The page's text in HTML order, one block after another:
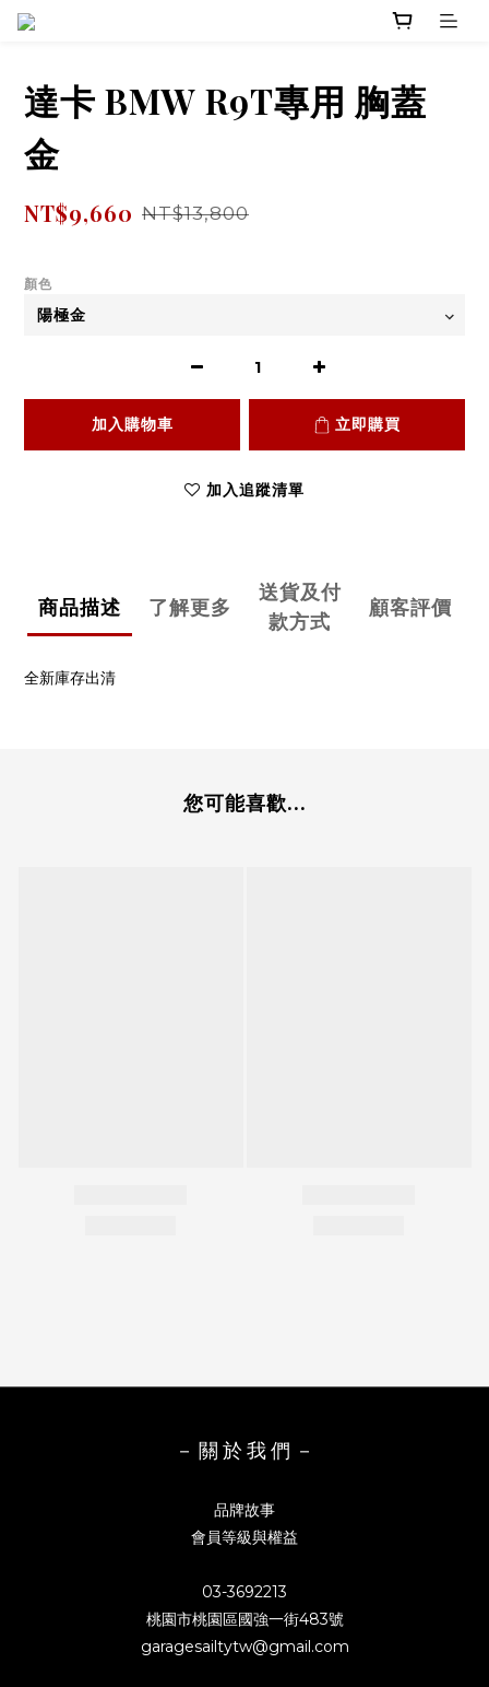
達卡 BMW R9T專用 胸蓋
金
NT$9,660 NT$13,800
顏色
加入購物車 立即購買
加入追蹤清單
商品描述 了解更多
送貨及付
款方式
顧客評價
全新庫存出清
您可能喜歡...
－ 關 於 我 們 －
品牌故事
會員等級與權益
03-3692213
桃園市桃園區國強一街483號
garagesailtytw@gmail.com